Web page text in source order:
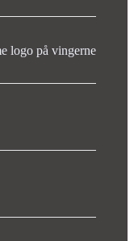
logo på vingerne